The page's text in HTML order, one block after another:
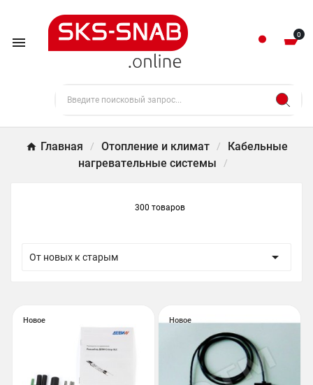
 0
Главная Отопление и климат
Кабельные
нагревательные системы
300 товаров
От новых к старым 
Новое Новое